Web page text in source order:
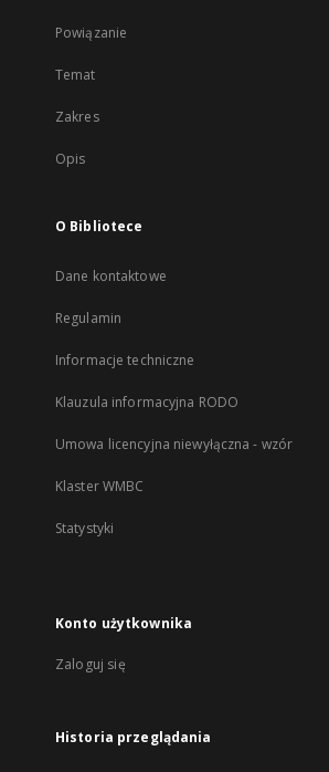
Powiązanie
Temat
Zakres
Opis
O Bibliotece
Dane kontaktowe
Regulamin
Informacje techniczne
Klauzula informacyjna RODO
Umowa licencyjna niewyłączna - wzór
Klaster WMBC
Statystyki
Konto użytkownika
Zaloguj się
Historia przeglądania